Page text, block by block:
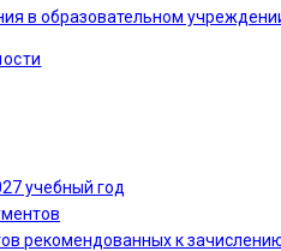
в образовательном
учебный год
рекомендованных к